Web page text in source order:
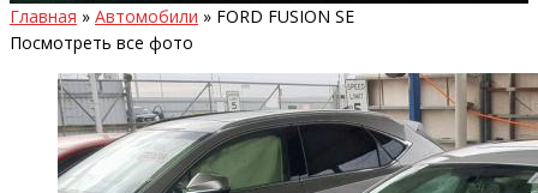
Главная » Автомобили » FORD FUSION SE
Посмотреть все фото